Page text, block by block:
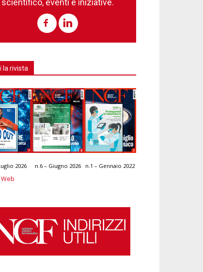
scientifico, eventi e iniziative.
la rivista
2026 n.6 – Giugno 2026 n.1 – Gennaio 2022